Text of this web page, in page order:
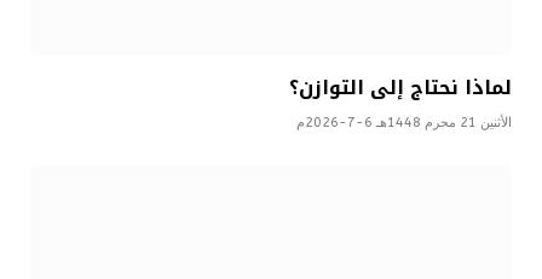
لماذا نحتاج إلى التوازن؟
الأثنين 21 محرم 1448هـ 6-7-2026م